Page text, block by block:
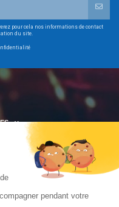
pour cela nos informations de contact
du site.
Garantis, cliquez ici pour vérifier